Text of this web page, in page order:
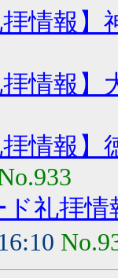
情報】
情報】
情報
ド礼拝